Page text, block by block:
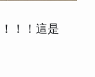
！！這是